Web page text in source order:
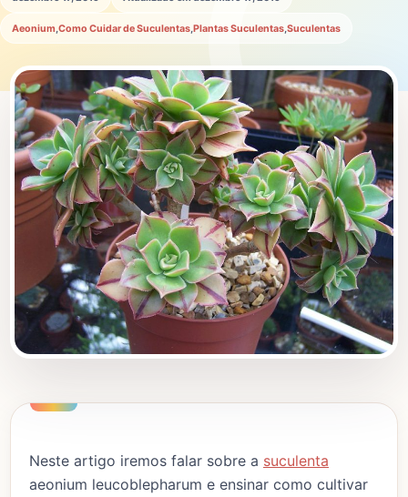
Aeonium Como Cuidar de Suculentas Plantas Suculentas Suculentas
Neste artigo iremos falar sobre a suculenta
aeonium leucoblepharum e ensinar como cultivar